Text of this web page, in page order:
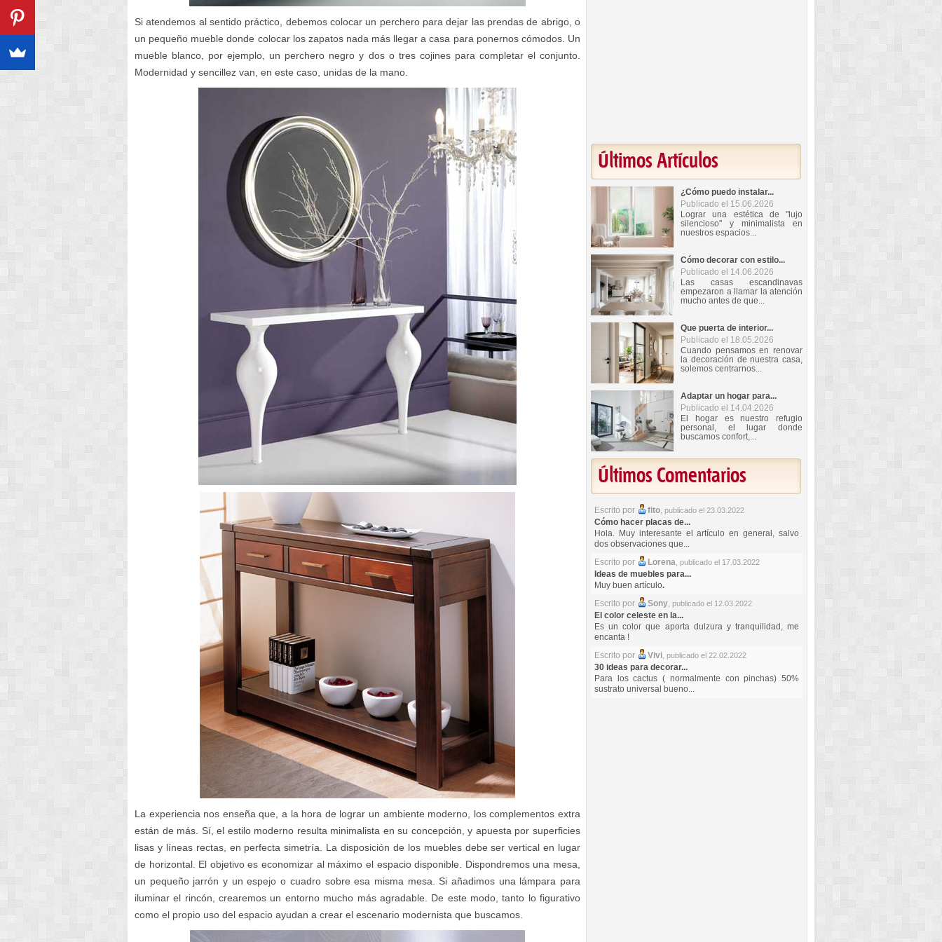
Si atendemos al sentido práctico, debemos colocar un perchero para dejar las prendas de abrigo, o
un pequeño mueble donde colocar los zapatos nada más llegar a casa para ponernos cómodos. Un
mueble blanco, por ejemplo, un perchero negro y dos o tres cojines para completar el conjunto.
Modernidad y sencillez van, en este caso, unidas de la mano.
La experiencia nos enseña que, a la hora de lograr un ambiente moderno, los complementos extra
están de más. Sí, el estilo moderno resulta minimalista en su concepción, y apuesta por superficies
lisas y líneas rectas, en perfecta simetría. La disposición de los muebles debe ser vertical en lugar
de horizontal. El objetivo es economizar al máximo el espacio disponible. Dispondremos una mesa,
un pequeño jarrón y un espejo o cuadro sobre esa misma mesa. Si añadimos una lámpara para
iluminar el rincón, crearemos un entorno mucho más agradable. De este modo, tanto lo figurativo
como el propio uso del espacio ayudan a crear el escenario modernista que buscamos.
Últimos Artículos
¿Cómo puedo instalar...
Publicado el 15.06.2026
Lograr una estética de "lujo
silencioso" y minimalista en
nuestros espacios...
Cómo decorar con estilo...
Publicado el 14.06.2026
Las casas escandinavas
empezaron a llamar la atención
mucho antes de que...
Que puerta de interior...
Publicado el 18.05.2026
Cuando pensamos en renovar
la decoración de nuestra casa,
solemos centrarnos...
Adaptar un hogar para...
Publicado el 14.04.2026
El hogar es nuestro refugio
personal, el lugar donde
buscamos confort,...
Últimos Comentarios
Escrito por fito, publicado el 23.03.2022
Cómo hacer placas de...
Hola. Muy interesante el artículo en general, salvo
dos observaciones que...
Escrito por
Lorena, publicado el 17.03.2022
Ideas de muebles para...
Muy buen artículo.
Escrito por
Sony, publicado el 12.03.2022
El color celeste en la...
Es un color que aporta dulzura y tranquilidad, me
encanta !
Escrito por
Vivi, publicado el 22.02.2022
30 ideas para decorar...
Para los cactus ( normalmente con pinchas) 50%
sustrato universal bueno...